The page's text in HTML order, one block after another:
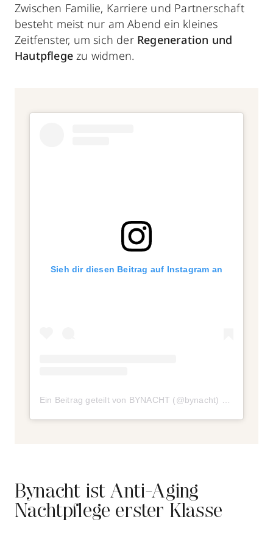
Zwischen Familie, Karriere und Partnerschaft
besteht meist nur am Abend ein kleines
Zeitfenster, um sich der Regeneration und
Hautpflege zu widmen.
Sieh dir diesen Beitrag auf Instagram an
Ein Beitrag geteilt von BYNACHT (@bynacht)
Bynacht ist Anti-Aging
Nachtpflege erster Klasse